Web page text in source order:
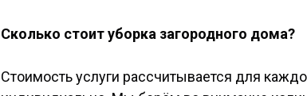
Сколько стоит уборка загородного дома?
Стоимость услуги рассчитывается для